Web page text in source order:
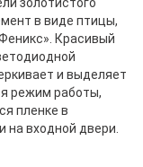
в виде птицы,
Красивый
и выделяет
режим работы,
пленке в
входной двери.